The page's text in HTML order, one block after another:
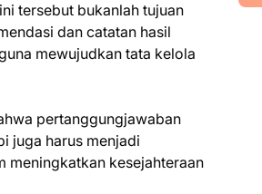
tersebut bukanlah tujuan
dan catatan hasil
mewujudkan tata kelola
pertanggungjawaban
juga harus menjadi
meningkatkan kesejahteraan